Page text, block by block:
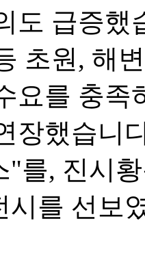
도 급증했
초원, 해
요를 충족
장했습니
"를, 진시
시를 선보